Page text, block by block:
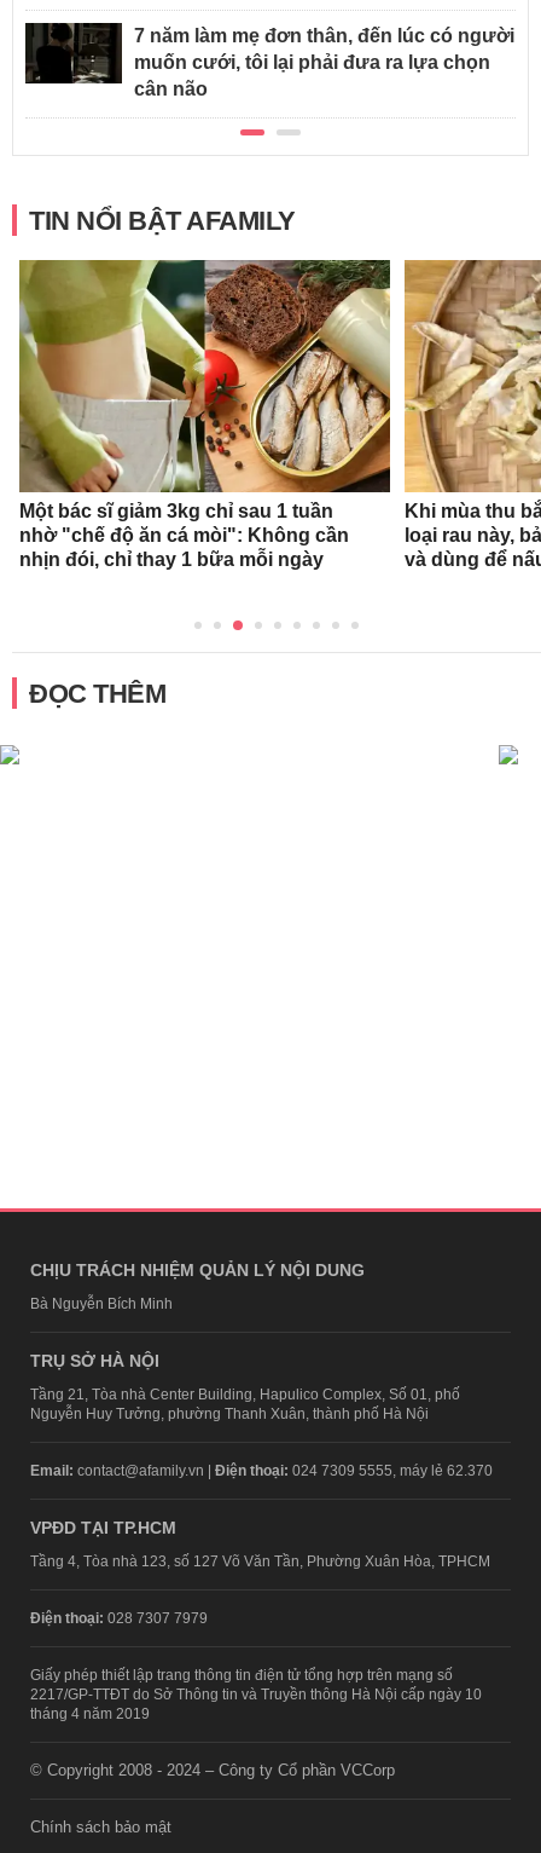
7 năm làm mẹ đơn thân, đến lúc có người
muốn cưới, tôi lại phải đưa ra lựa chọn
cân não
TIN NỔI BẬT AFAMILY
Một bác sĩ giảm 3kg chỉ sau 1 tuần
nhờ "chế độ ăn cá mòi": Không cần
nhịn đói, chỉ thay 1 bữa mỗi ngày
Khi mùa thu
loại rau này,
và dùng để
ĐỌC THÊM
CHỊU TRÁCH NHIỆM QUẢN LÝ NỘI DUNG
Bà Nguyễn Bích Minh
TRỤ SỞ HÀ NỘI
Tầng 21, Tòa nhà Center Building, Hapulico Complex, Số 01, phố
Nguyễn Huy Tưởng, phường Thanh Xuân, thành phố Hà Nội
Email: contact@afamily.vn | Điện thoại: 024 7309 5555, máy lẻ 62.370
VPĐD TẠI TP.HCM
Tầng 4, Tòa nhà 123, số 127 Võ Văn Tần, Phường Xuân Hòa, TPHCM
Điện thoại: 028 7307 7979
Giấy phép thiết lập trang thông tin điện tử tổng hợp trên mạng số
2217/GP-TTĐT do Sở Thông tin và Truyền thông Hà Nội cấp ngày 10
tháng 4 năm 2019
© Copyright 2008 - 2024 – Công ty Cổ phần VCCorp
Chính sách bảo mật